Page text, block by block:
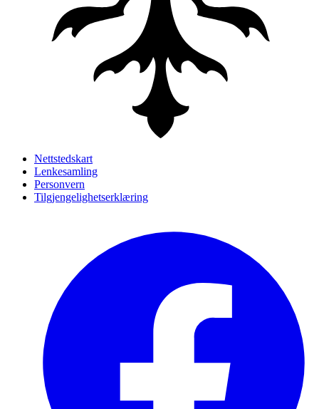
Nettstedskart
Lenkesamling
Personvern
Tilgjengelighetserklæring